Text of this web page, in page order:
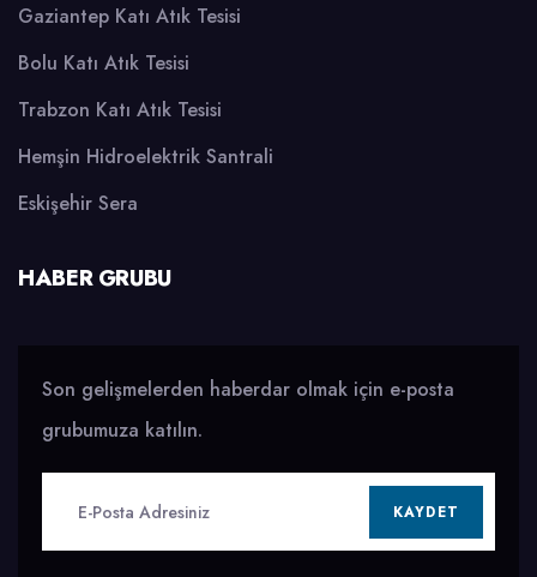
Gaziantep Katı Atık Tesisi
Bolu Katı Atık Tesisi
Trabzon Katı Atık Tesisi
Hemşin Hidroelektrik Santrali
Eskişehir Sera
HABER GRUBU
Son gelişmelerden haberdar olmak için e-posta
grubumuza katılın.
KAYDET